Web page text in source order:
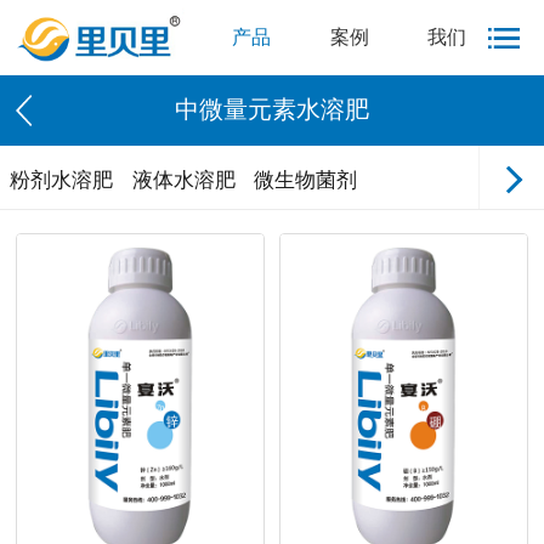
产品 案例 我们
中微量元素水溶肥
粉剂水溶肥 液体水溶肥 微生物菌剂